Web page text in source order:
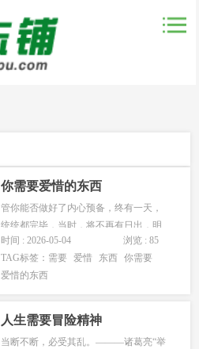
你需要爱惜的东西
管你能否做好了内心预备，终有一天，
统统都完毕，当时，将不再有日出，明
月，小时和分钟的观点。你曾具有的统
统，无论是值得爱惜的照旧应该以往
的，都将转与别人。你的财产，名望的
具有的和相干的，都将与你不干系。你
的歹...
时间 : 2026-05-04
浏览 : 85
TAG标签： 需要 爱惜 东西 你需要
爱惜的东西
人生需要冒险精神
当断不断，必受其乱。———诸葛亮“举